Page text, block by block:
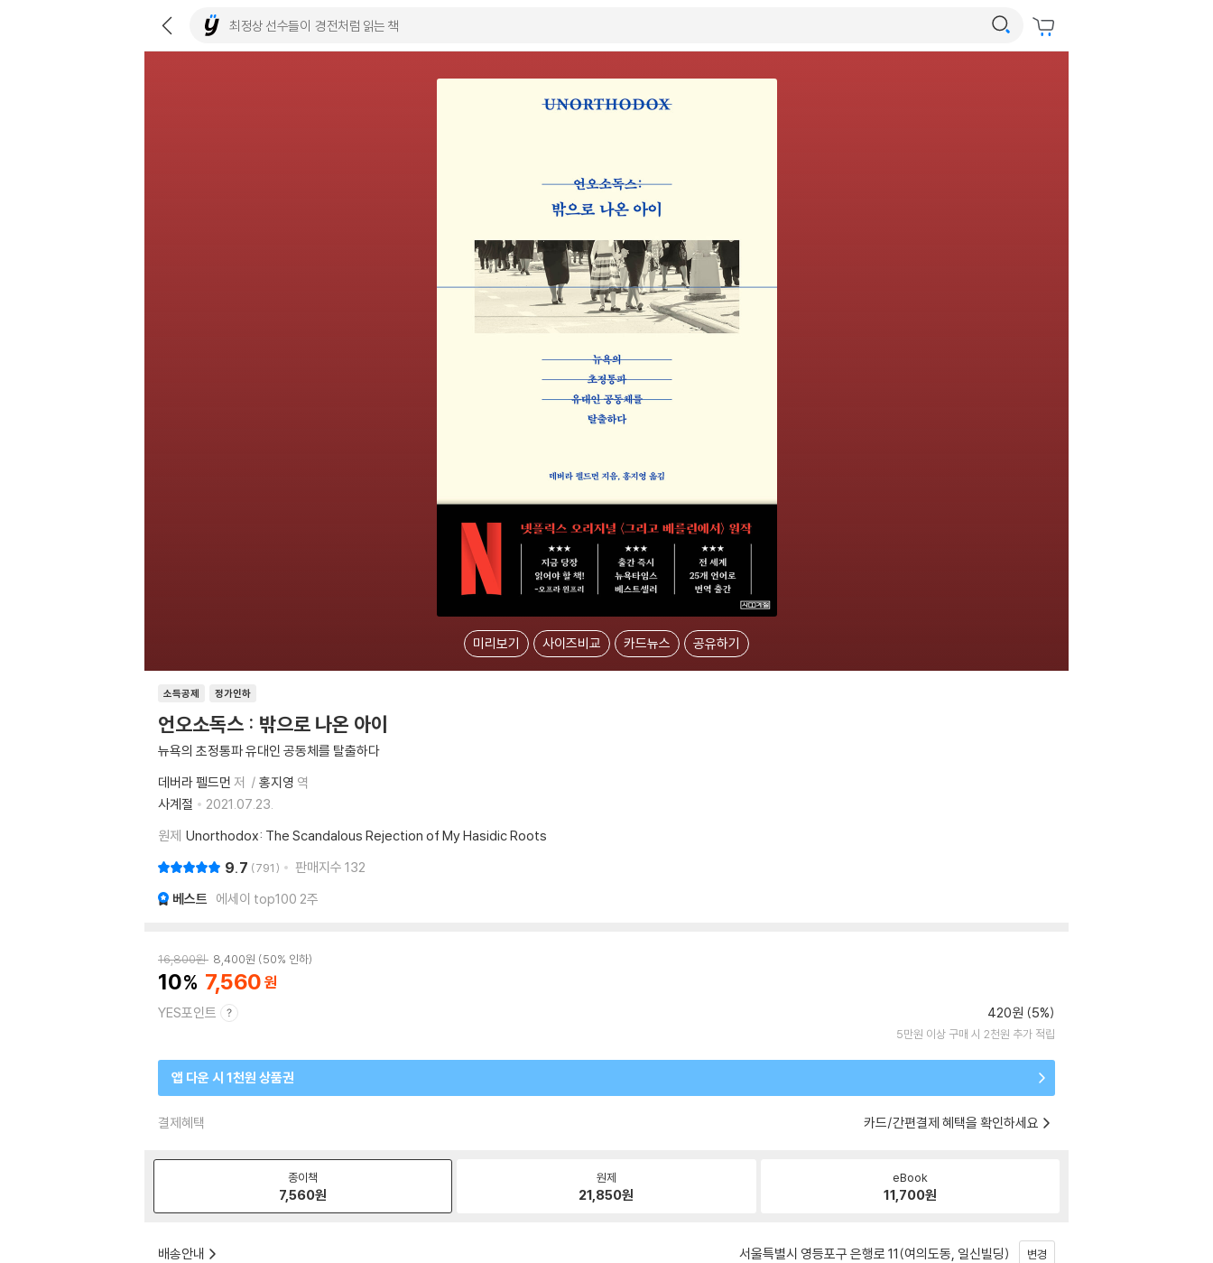
미리보기 사이즈비교 카드뉴스 공유하기
소득공제 정가인하
언오소독스 : 밖으로 나온 아이
뉴욕의 초정통파 유대인 공동체를 탈출하다
데버라 펠드먼 저 홍지영 역
사계절
2021.07.23.
원제 Unorthodox: The Scandalous Rejection of My Hasidic Roots
9.7 791 판매지수 132
베스트 에세이 top100 2주
16,800원 8,400원 50% 인하
10 7,560
YES포인트 420원 (5%)
5만원 이상 구매 시 2천원 추가 적립
앱 다운 시 1천원 상품권
결제혜택 카드/간편결제 혜택을 확인하세요
종이책
7,560원
원제
21,850원
eBook
11,700원
배송안내 서울특별시 영등포구 은행로 11(여의도동, 일신빌딩) 변경